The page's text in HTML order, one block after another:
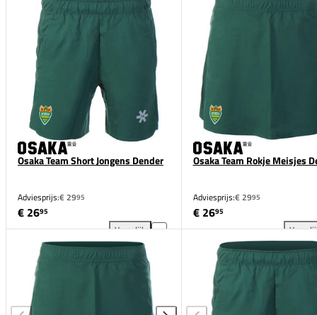
Osaka Team Short Jongens Dender
Adviesprijs:€ 2995
€ 2695
Vergelijk
Osaka Team Short Jongens Dender toevoegen aan
Osaka Team Rokje Meisjes
Adviesprijs:€ 2995
€ 2695